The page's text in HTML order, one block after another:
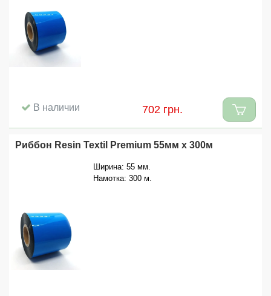
В наличии 702 грн.
Риббон Resin Textil Premium 55мм x 300м
Ширина: 55 мм.
Намотка: 300 м.